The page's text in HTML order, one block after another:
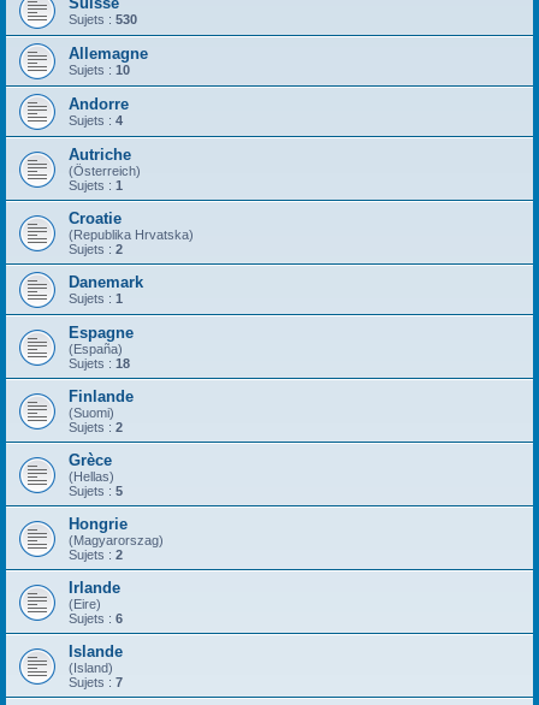
Sujets : 530
Allemagne
Sujets : 10
Andorre
Sujets : 4
Autriche
(Österreich)
Sujets : 1
Croatie
(Republika Hrvatska)
Sujets : 2
Danemark
Sujets : 1
Espagne
(España)
Sujets : 18
Finlande
(Suomi)
Sujets : 2
Grèce
(Hellas)
Sujets : 5
Hongrie
(Magyarorszag)
Sujets : 2
Irlande
(Eire)
Sujets : 6
Islande
(Island)
Sujets : 7